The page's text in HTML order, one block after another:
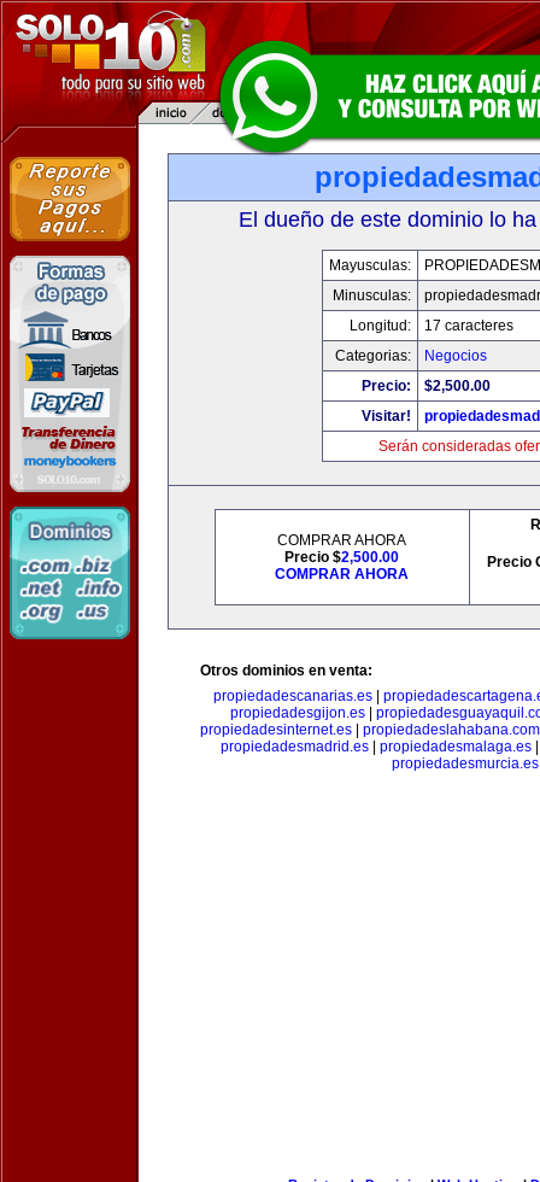
El dueño de este dominio lo
Mayusculas:
Minusculas:
Longitud:
17 caracteres
Categorias:
Negocios
Precio:
$2,500.00
Visitar!
Serán consideradas
COMPRAR AHORA
Precio $2,500.00
COMPRAR AHORA
Precio
Otros dominios en venta:
propiedadescanarias.es|
propiedadesgijon.es
propiedadesinternet.es
propiedadeslahabana.com
propiedadesmadrid.es
propiedadesmalaga.es
propiedadesmurcia.es